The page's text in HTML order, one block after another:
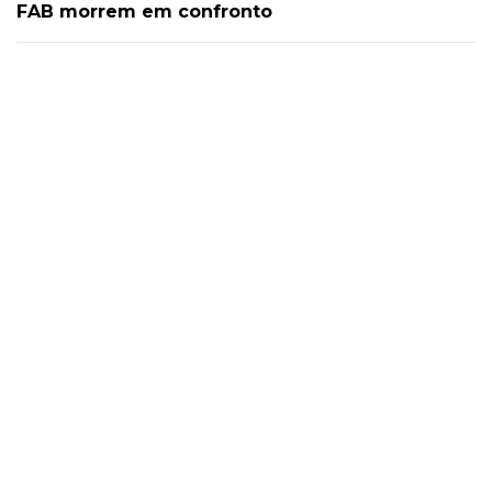
FAB morrem em confronto